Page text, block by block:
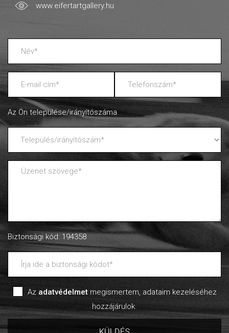
www.eifertartgallery.hu
Az Ön települése/irányítószáma
Biztonsági kód: 194358
Azadatvédelmetmegismertem, adataim kezeléséhez
hozzájárulok.